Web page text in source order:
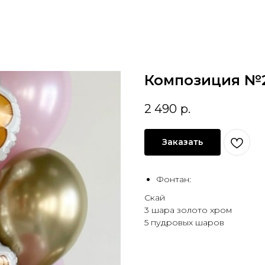
Композиция
2 490 р.
Заказать
Фонтан:
Скай
3 шара золото хром
5 пудровых шаров